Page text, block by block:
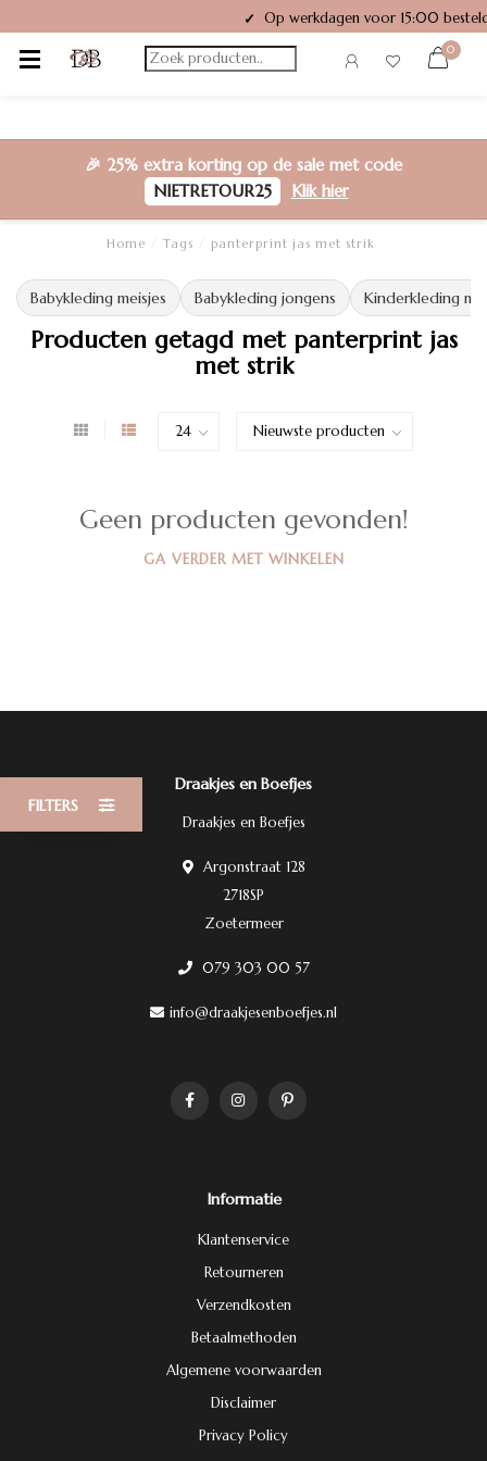
✓ Op werkdagen voor 15:00
0
🎉 25% extra korting op de sale met code
NIETRETOUR25
Klik hier
Home Tags panterprint jas met strik
Babykleding meisjes Babykleding jongens Kinderkleding
Producten getagd met panterprint jas
met strik
FILTERS
Geen producten gevonden!
GA VERDER MET WINKELEN
Draakjes en Boefjes
Draakjes en Boefjes
Argonstraat 128
2718SP
Zoetermeer
079 303 00 57
info@draakjesenboefjes.nl
Informatie
Klantenservice
Retourneren
Verzendkosten
Betaalmethoden
Algemene voorwaarden
Disclaimer
Privacy Policy